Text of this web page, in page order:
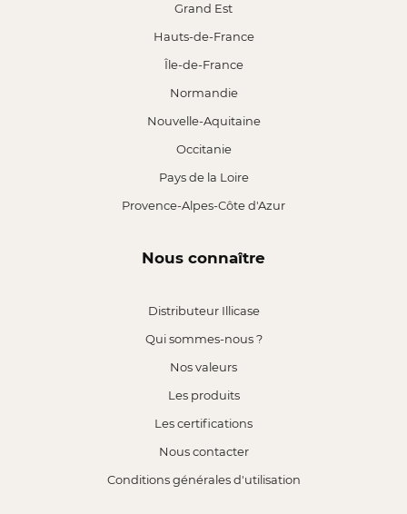
Grand Est
Hauts-de-France
Île-de-France
Normandie
Nouvelle-Aquitaine
Occitanie
Pays de la Loire
Provence-Alpes-Côte d'Azur
Nous connaître
Distributeur Illicase
Qui sommes-nous ?
Nos valeurs
Les produits
Les certifications
Nous contacter
Conditions générales d'utilisation